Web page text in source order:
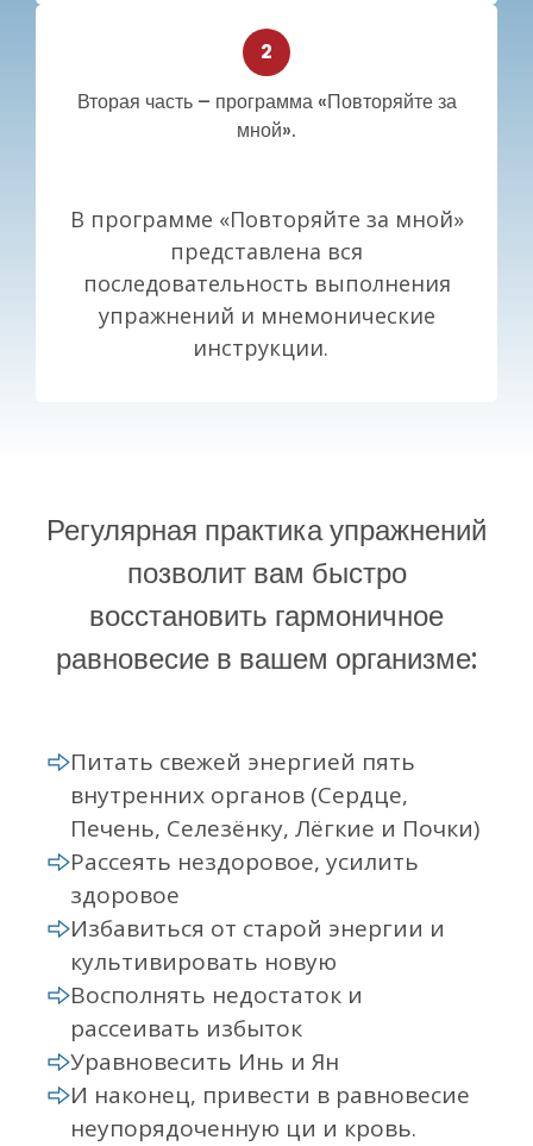
Вторая часть – программа «Повторяйте за
мной».
В программе «Повторяйте за мной»
представлена вся
последовательность выполнения
упражнений и мнемонические
инструкции.
Регулярная практика упражнений
позволит вам быстро
восстановить гармоничное
равновесие в вашем организме:
Питать свежей энергией пять
внутренних органов (Сердце,
Печень, Селезёнку, Лёгкие и Почки)
Рассеять нездоровое, усилить
здоровое
Избавиться от старой энергии и
культивировать новую
Восполнять недостаток и
рассеивать избыток
Уравновесить Инь и Ян
И наконец, привести в равновесие
неупорядоченную ци и кровь.